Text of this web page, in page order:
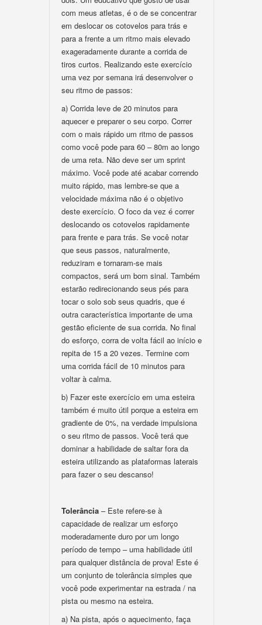
com meus atletas, é o de se concentrar
em deslocar os cotovelos para trás e
para a frente a um ritmo mais elevado
exageradamente durante a corrida de
tiros curtos. Realizando este exercício
uma vez por semana irá desenvolver o
seu ritmo de passos:
a) Corrida leve de 20 minutos para
aquecer e preparer o seu corpo. Correr
com o mais rápido um ritmo de passos
como você pode para 60 – 80m ao longo
de uma reta. Não deve ser um sprint
máximo. Você pode até acabar correndo
muito rápido, mas lembre-se que a
velocidade máxima não é o objetivo
deste exercício. O foco da vez é correr
deslocando os cotovelos rapidamente
para frente e para trás. Se você notar
que seus passos, naturalmente,
reduziram e tornaram-se mais
compactos, será um bom sinal. Também
estarão redirecionando seus pés para
tocar o solo sob seus quadris, que é
outra característica importante de uma
gestão eficiente de sua corrida. No final
do esforço, corra de volta fácil ao início e
repita de 15 a 20 vezes. Termine com
uma corrida fácil de 10 minutos para
voltar à calma.
b) Fazer este exercício em uma esteira
também é muito útil porque a esteira em
gradiente de 0%, na verdade impulsiona
o seu ritmo de passos. Você terá que
dominar a habilidade de saltar fora da
esteira utilizando as plataformas laterais
para fazer o seu descanso!
Tolerância – Este refere-se à
capacidade de realizar um esforço
moderadamente duro por um longo
período de tempo – uma habilidade útil
para qualquer distância de prova! Este é
um conjunto de tolerância simples que
você pode experimentar na estrada / na
pista ou mesmo na esteira.
a) Na pista, após o aquecimento, faça